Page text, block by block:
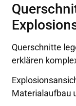
Querschnitte
erklären
Materialaufbau